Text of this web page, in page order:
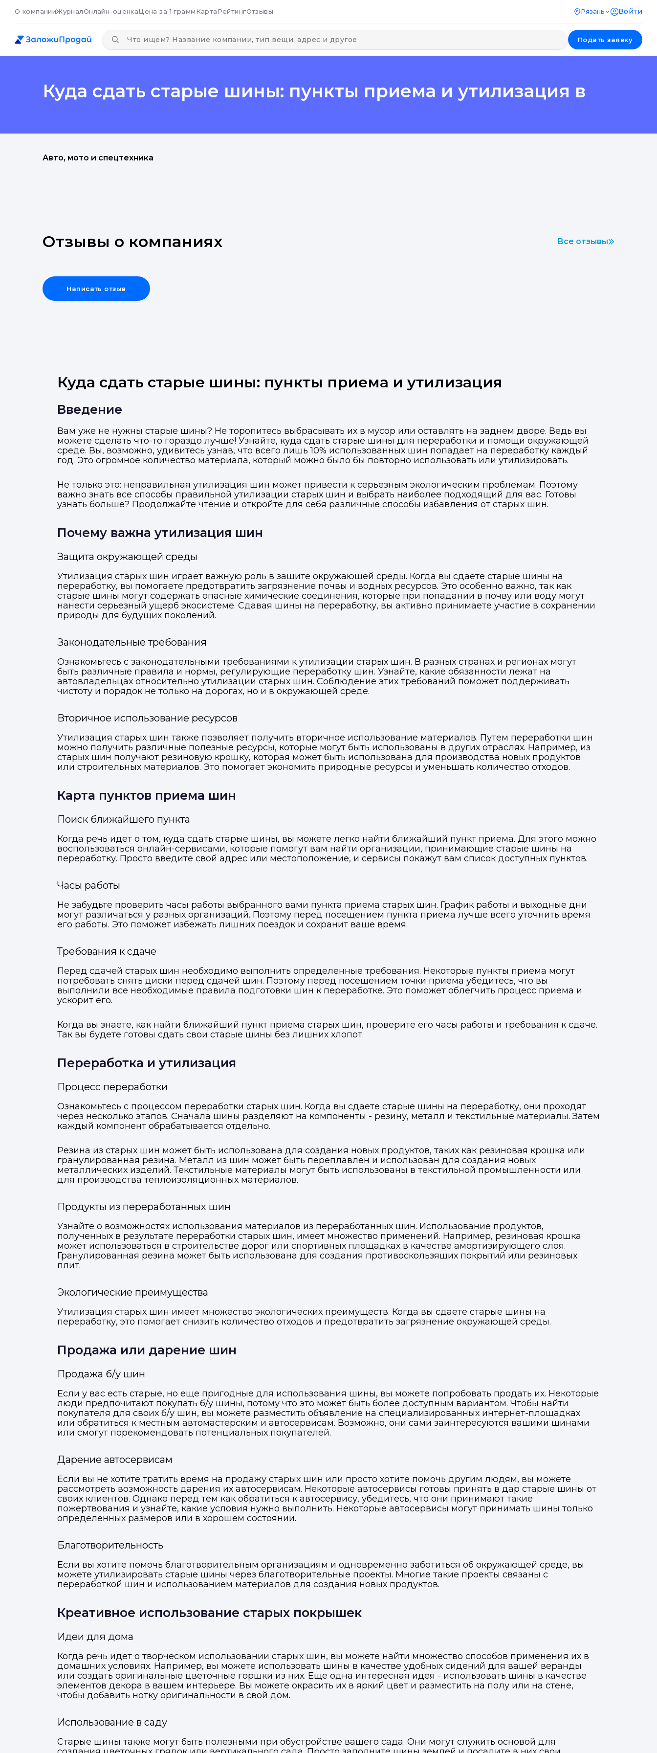
О компанииЖурналОнлайн-оценкаЦена за 1 граммКартаРейтингОтзывы Рязань Войти
Подать заявку
Войти в профиль
Отправить код
Подать заявку
ВКонтакте
Войти в ЛК и заполнить форму
Подать заявку
ВКонтакте
Войти в ЛК и заполнить форму
Куда сдать старые шины: пункты приема и утилизация в
Авто, мото и спецтехника
Отзывы о компаниях Все отзывы
Написать отзыв
Куда сдать старые шины: пункты приема и утилизация
Введение
Вам уже не нужны старые шины? Не торопитесь выбрасывать их в мусор или оставлять на заднем дворе. Ведь вы
можете сделать что-то гораздо лучше! Узнайте, куда сдать старые шины для переработки и помощи окружающей
среде. Вы, возможно, удивитесь узнав, что всего лишь 10% использованных шин попадает на переработку каждый
год. Это огромное количество материала, который можно было бы повторно использовать или утилизировать.
Не только это: неправильная утилизация шин может привести к серьезным экологическим проблемам. Поэтому
важно знать все способы правильной утилизации старых шин и выбрать наиболее подходящий для вас. Готовы
узнать больше? Продолжайте чтение и откройте для себя различные способы избавления от старых шин.
Почему важна утилизация шин
Защита окружающей среды
Утилизация старых шин играет важную роль в защите окружающей среды. Когда вы сдаете старые шины на
переработку, вы помогаете предотвратить загрязнение почвы и водных ресурсов. Это особенно важно, так как
старые шины могут содержать опасные химические соединения, которые при попадании в почву или воду могут
нанести серьезный ущерб экосистеме. Сдавая шины на переработку, вы активно принимаете участие в сохранении
природы для будущих поколений.
Законодательные требования
Ознакомьтесь с законодательными требованиями к утилизации старых шин. В разных странах и регионах могут
быть различные правила и нормы, регулирующие переработку шин. Узнайте, какие обязанности лежат на
автовладельцах относительно утилизации старых шин. Соблюдение этих требований поможет поддерживать
чистоту и порядок не только на дорогах, но и в окружающей среде.
Вторичное использование ресурсов
Утилизация старых шин также позволяет получить вторичное использование материалов. Путем переработки шин
можно получить различные полезные ресурсы, которые могут быть использованы в других отраслях. Например, из
старых шин получают резиновую крошку, которая может быть использована для производства новых продуктов
или строительных материалов. Это помогает экономить природные ресурсы и уменьшать количество отходов.
Карта пунктов приема шин
Поиск ближайшего пункта
Когда речь идет о том, куда сдать старые шины, вы можете легко найти ближайший пункт приема. Для этого можно
воспользоваться онлайн-сервисами, которые помогут вам найти организации, принимающие старые шины на
переработку. Просто введите свой адрес или местоположение, и сервисы покажут вам список доступных пунктов.
Часы работы
Не забудьте проверить часы работы выбранного вами пункта приема старых шин. График работы и выходные дни
могут различаться у разных организаций. Поэтому перед посещением пункта приема лучше всего уточнить время
его работы. Это поможет избежать лишних поездок и сохранит ваше время.
Требования к сдаче
Перед сдачей старых шин необходимо выполнить определенные требования. Некоторые пункты приема могут
потребовать снять диски перед сдачей шин. Поэтому перед посещением точки приема убедитесь, что вы
выполнили все необходимые правила подготовки шин к переработке. Это поможет облегчить процесс приема и
ускорит его.
Когда вы знаете, как найти ближайший пункт приема старых шин, проверите его часы работы и требования к сдаче.
Так вы будете готовы сдать свои старые шины без лишних хлопот.
Переработка и утилизация
Процесс переработки
Ознакомьтесь с процессом переработки старых шин. Когда вы сдаете старые шины на переработку, они проходят
через несколько этапов. Сначала шины разделяют на компоненты - резину, металл и текстильные материалы. Затем
каждый компонент обрабатывается отдельно.
Резина из старых шин может быть использована для создания новых продуктов, таких как резиновая крошка или
гранулированная резина. Металл из шин может быть переплавлен и использован для создания новых
металлических изделий. Текстильные материалы могут быть использованы в текстильной промышленности или
для производства теплоизоляционных материалов.
Продукты из переработанных шин
Узнайте о возможностях использования материалов из переработанных шин. Использование продуктов,
полученных в результате переработки старых шин, имеет множество применений. Например, резиновая крошка
может использоваться в строительстве дорог или спортивных площадках в качестве амортизирующего слоя.
Гранулированная резина может быть использована для создания противоскользящих покрытий или резиновых
плит.
Экологические преимущества
Утилизация старых шин имеет множество экологических преимуществ. Когда вы сдаете старые шины на
переработку, это помогает снизить количество отходов и предотвратить загрязнение окружающей среды.
Продажа или дарение шин
Продажа б/у шин
Если у вас есть старые, но еще пригодные для использования шины, вы можете попробовать продать их. Некоторые
люди предпочитают покупать б/у шины, потому что это может быть более доступным вариантом. Чтобы найти
покупателя для своих б/у шин, вы можете разместить объявление на специализированных интернет-площадках
или обратиться к местным автомастерским и автосервисам. Возможно, они сами заинтересуются вашими шинами
или смогут порекомендовать потенциальных покупателей.
Дарение автосервисам
Если вы не хотите тратить время на продажу старых шин или просто хотите помочь другим людям, вы можете
рассмотреть возможность дарения их автосервисам. Некоторые автосервисы готовы принять в дар старые шины от
своих клиентов. Однако перед тем как обратиться к автосервису, убедитесь, что они принимают такие
пожертвования и узнайте, какие условия нужно выполнить. Некоторые автосервисы могут принимать шины только
определенных размеров или в хорошем состоянии.
Благотворительность
Если вы хотите помочь благотворительным организациям и одновременно заботиться об окружающей среде, вы
можете утилизировать старые шины через благотворительные проекты. Многие такие проекты связаны с
переработкой шин и использованием материалов для создания новых продуктов.
Креативное использование старых покрышек
Идеи для дома
Когда речь идет о творческом использовании старых шин, вы можете найти множество способов применения их в
домашних условиях. Например, вы можете использовать шины в качестве удобных сидений для вашей веранды
или создать оригинальные цветочные горшки из них. Еще одна интересная идея - использовать шины в качестве
элементов декора в вашем интерьере. Вы можете окрасить их в яркий цвет и разместить на полу или на стене,
чтобы добавить нотку оригинальности в свой дом.
Использование в саду
Старые шины также могут быть полезными при обустройстве вашего сада. Они могут служить основой для